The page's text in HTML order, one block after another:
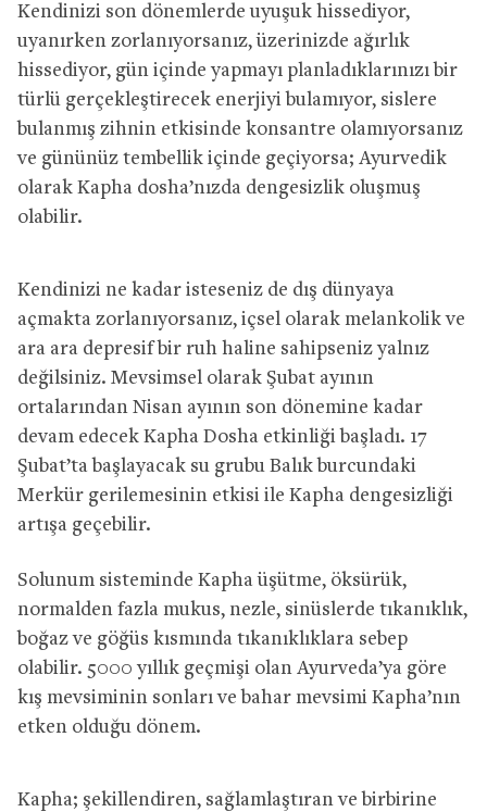
Kendinizi son dönemlerde uyuşuk hissediyor,
uyanırken zorlanıyorsanız, üzerinizde ağırlık
hissediyor, gün içinde yapmayı planladıklarınızı bir
türlü gerçekleştirecek enerjiyi bulamıyor, sislere
bulanmış zihnin etkisinde konsantre olamıyorsanız
ve gününüz tembellik içinde geçiyorsa; Ayurvedik
olarak Kapha dosha’nızda dengesizlik oluşmuş
olabilir.
Kendinizi ne kadar isteseniz de dış dünyaya
açmakta zorlanıyorsanız, içsel olarak melankolik ve
ara ara depresif bir ruh haline sahipseniz yalnız
değilsiniz. Mevsimsel olarak Şubat ayının
ortalarından Nisan ayının son dönemine kadar
devam edecek Kapha Dosha etkinliği başladı. 17
Şubat’ta başlayacak su grubu Balık burcundaki
Merkür gerilemesinin etkisi ile Kapha dengesizliği
artışa geçebilir.
Solunum sisteminde Kapha üşütme, öksürük,
normalden fazla mukus, nezle, sinüslerde tıkanıklık,
boğaz ve göğüs kısmında tıkanıklıklara sebep
olabilir. 5000 yıllık geçmişi olan Ayurveda’ya göre
kış mevsiminin sonları ve bahar mevsimi Kapha’nın
etken olduğu dönem.
Kapha; şekillendiren, sağlamlaştıran ve birbirine